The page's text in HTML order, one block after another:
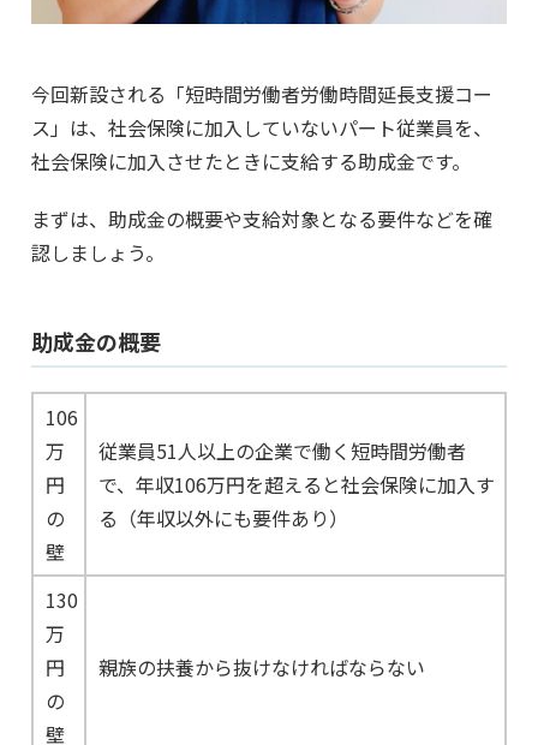
今回新設される「短時間労働者労働時間延長支援コー
ス」は、社会保険に加入していないパート従業員を、
社会保険に加入させたときに支給する助成金です。
まずは、助成金の概要や支給対象となる要件などを確
認しましょう。
助成金の概要
106
万
円
の
壁
従業員51人以上の企業で働く短時間労働者
で、年収106万円を超えると社会保険に加入す
る（年収以外にも要件あり）
130
万
円
の
壁
親族の扶養から抜けなければならない